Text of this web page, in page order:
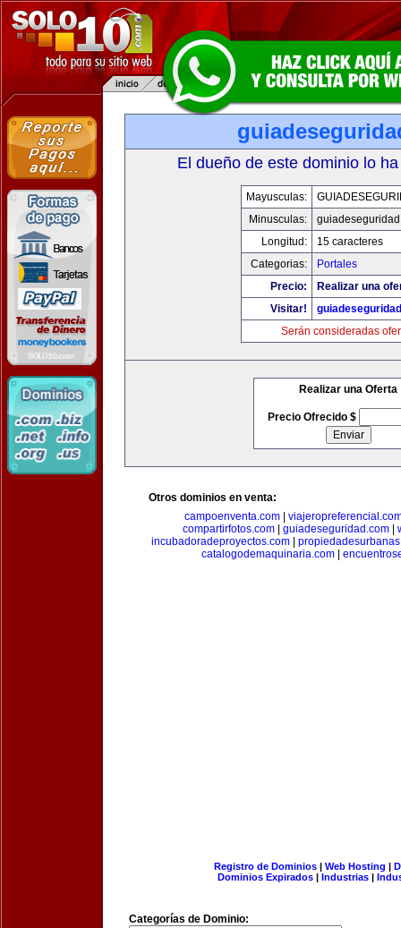
El dueño de este dominio lo
Mayusculas:
Minusculas:
Longitud:
15 caracteres
Categorias:
Portales
Precio:
Realizar una
Visitar!
Serán consideradas
Realizar una Oferta
Precio Ofrecido $
Otros dominios en venta:
campoenventa.com
compartirfotos.com| guiadeseguridad.com|
incubadoradeproyectos.com
catalogodemaquinaria.com|
Registro de Dominios| Web Hosting |
Dominios Expirados | Industrias |
Categorías de Dominio: